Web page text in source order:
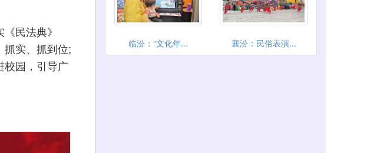
民法典》
抓实、抓到位;
校园，引导广
临汾：“文化年... 襄汾：民俗表演...